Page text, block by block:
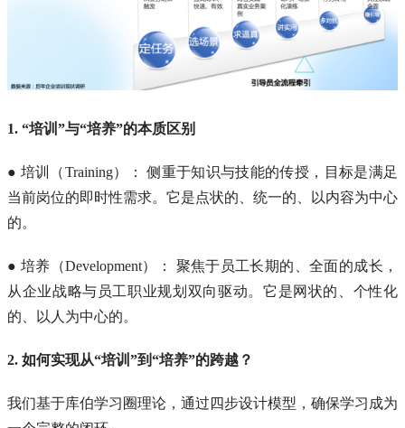
1. “培训”与“培养”的本质区别
● 培训（Training）： 侧重于知识与技能的传授，目标是满足
当前岗位的即时性需求。它是点状的、统一的、以内容为中心
的。
● 培养（Development）： 聚焦于员工长期的、全面的成长，
从企业战略与员工职业规划双向驱动。它是网状的、个性化
的、以人为中心的。
2. 如何实现从“培训”到“培养”的跨越？
我们基于库伯学习圈理论，通过四步设计模型，确保学习成为